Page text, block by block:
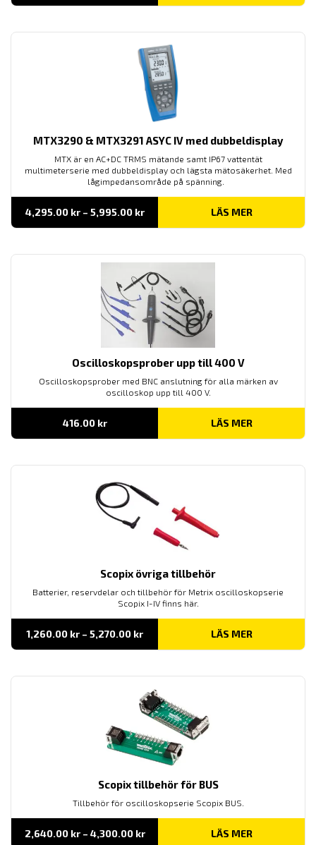
till
MTX3290 & MTX3291 ASYC IV med dubbeldisplay
MTX är en AC+DC TRMS mätande samt IP67 vattentät
multimeterserie med dubbeldisplay och lägsta mätosäkerhet. Med
lågimpedansområde på spänning.
4,295.00 kr – 5,995.00 krPrisintervall:
till
LÄS MER
Oscilloskopsprober upp till 400 V
Oscilloskopsprober med BNC anslutning för alla märken av
oscilloskop upp till 400 V.
416.00 kr LÄS MER
Scopix övriga tillbehör
Batterier, reservdelar och tillbehör för Metrix oscilloskopserie
Scopix I-IV finns här.
1,260.00 kr – 5,270.00 krPrisintervall:
till
LÄS MER
Scopix tillbehör för BUS
Tillbehör för oscilloskopserie Scopix BUS.
2,640.00 kr – 4,300.00 krPrisintervall:
LÄS MER